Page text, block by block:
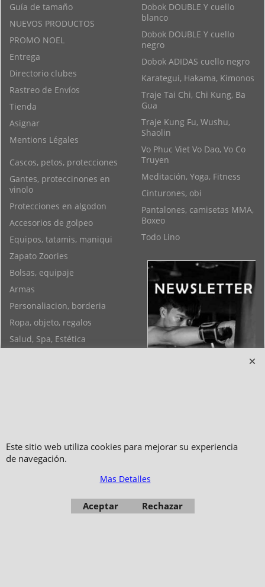
Guía de tamaño
NUEVOS PRODUCTOS
PROMO NOEL
Entrega
Directorio clubes
Rastreo de Envíos
Tienda
Asignar
Mentions Légales
Dobok DOUBLE Y cuello
blanco
Dobok DOUBLE Y cuello
negro
Dobok ADIDAS cuello negro
Karategui, Hakama, Kimonos
Traje Tai Chi, Chi Kung, Ba
Gua
Traje Kung Fu, Wushu,
Shaolin
Vo Phuc Viet Vo Dao, Vo Co
Truyen
Meditación, Yoga, Fitness
Cinturones, obi
Pantalones, camisetas MMA,
Boxeo
Todo Lino
Cascos, petos, protecciones
Gantes, proteccinones en
vinolo
Protecciones en algodon
Accesorios de golpeo
Equipos, tatamis, maniqui
Zapato Zoories
Bolsas, equipaje
Armas
Personaliacion, borderia
Ropa, objeto, regalos
Salud, Spa, Estética
marciales
Este sitio web utiliza cookies para mejorar su experiencia
de navegación.
Mas Detalles
Aceptar Rechazar